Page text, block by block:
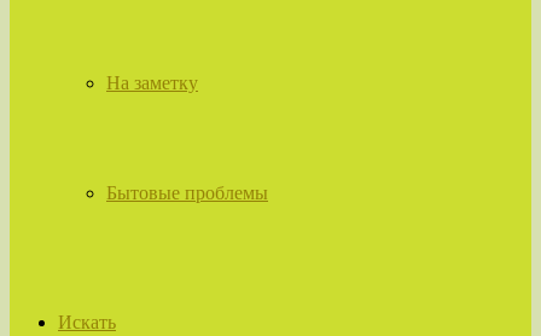
На заметку
Бытовые проблемы
Искать